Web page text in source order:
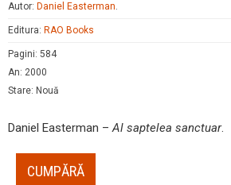
Autor: Daniel Easterman.
Editura: RAO Books
Pagini: 584
An: 2000
Stare: Nouă
Daniel Easterman –Al saptelea sanctuar.
CUMPĂRĂ